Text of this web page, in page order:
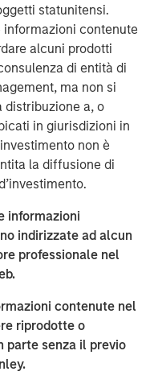
statunitensi.
informazioni contenute
alcuni prodotti
di entità di
ma non si
distribuzione a, o
in giurisdizioni in
non è
la diffusione di
informazioni
indirizzate ad alcun
professionale nel
contenute nel
riprodotte o
parte senza il previo
in the face of
matters. Is it
cycle, structural or
has added
1 to the already
years. The
has kept many
capital and make
this year.
must reinvest their
capital stock, better
capex. Capital
First, when
capital above their
through
on a growing asset
continues to make